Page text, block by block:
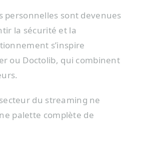
personnelles sont devenues
la sécurité et la
s’inspire
ou Doctolib, qui combinent
du streaming ne
palette complète de